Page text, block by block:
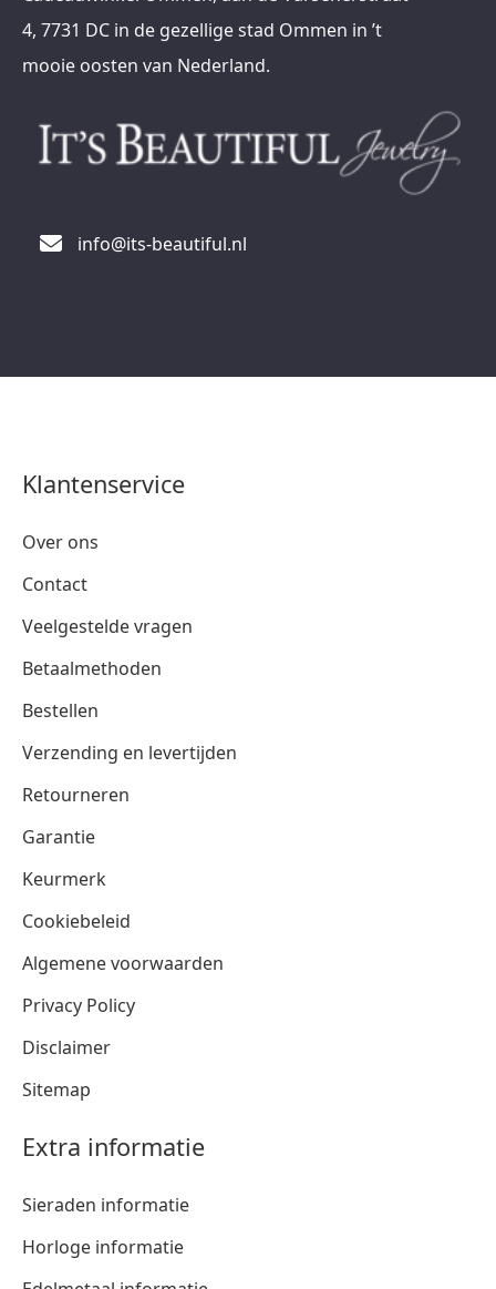
4, 7731 DC in de gezellige stad Ommen in ’t
mooie oosten van Nederland.
info@its-beautiful.nl
Klantenservice
Over ons
Contact
Veelgestelde vragen
Betaalmethoden
Bestellen
Verzending en levertijden
Retourneren
Garantie
Keurmerk
Cookiebeleid
Algemene voorwaarden
Privacy Policy
Disclaimer
Sitemap
Extra informatie
Sieraden informatie
Horloge informatie